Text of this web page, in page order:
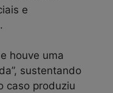
e
houve uma
sustentando
caso produziu